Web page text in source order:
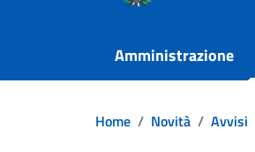
Amministrazione
Home / Novità / Avvisi